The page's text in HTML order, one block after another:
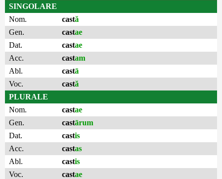
SINGOLARE
Nom.
castă
Gen.
castae
Dat.
castae
Acc.
castam
Abl.
castā
Voc.
castă
PLURALE
Nom.
castae
Gen.
castārum
Dat.
castis
Acc.
castas
Abl.
castis
Voc.
castae